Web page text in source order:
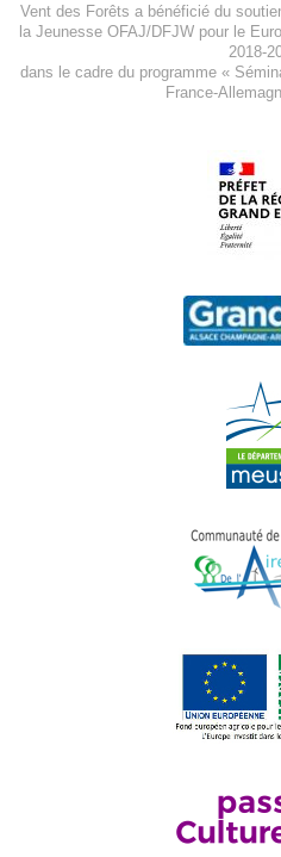
Vent des Forêts a bénéficié du
la Jeunesse OFAJ/DFJWpour le
2018-
dans le cadre du programme «
France-